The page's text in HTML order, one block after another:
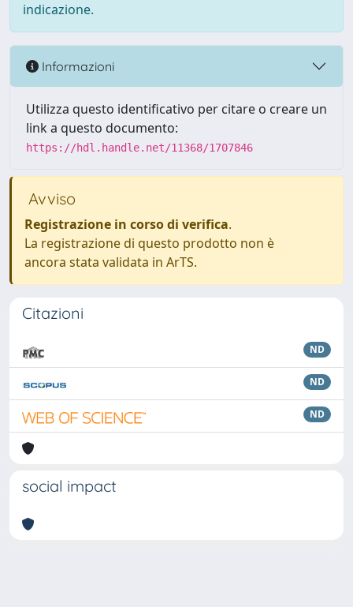
indicazione.
Informazioni
Utilizza questo identificativo per citare o creare un
link a questo documento:
https://hdl.handle.net/11368/1707846
Avviso
Registrazione in corso di verifica.
La registrazione di questo prodotto non è
ancora stata validata in ArTS.
Citazioni
ND
ND
ND
social impact